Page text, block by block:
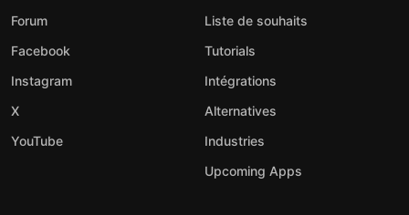
Forum
Facebook
Instagram
X
YouTube
Liste de souhaits
Tutorials
Intégrations
Alternatives
Industries
Upcoming Apps